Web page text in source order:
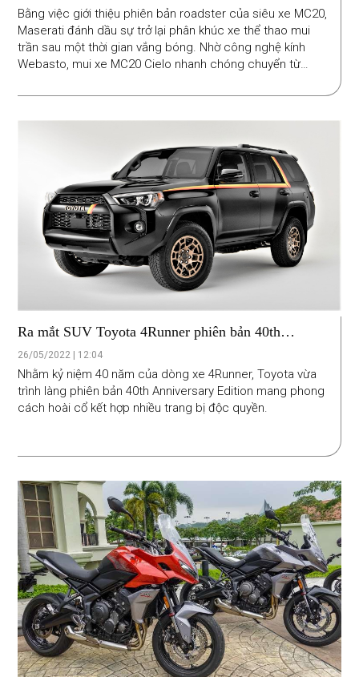
Bằng việc giới thiệu phiên bản roadster của siêu xe MC20,
Maserati đánh dầu sự trở lại phân khúc xe thể thao mui
trần sau một thời gian vắng bóng. Nhờ công nghệ kính
Webasto, mui xe MC20 Cielo nhanh chóng chuyển từ
Ra mắt SUV Toyota 4Runner phiên bản 40th
Anniversary Edition
26/05/2022 | 12:04
Nhằm kỷ niệm 40 năm của dòng xe 4Runner, Toyota vừa
trình làng phiên bản 40th Anniversary Edition mang phong
cách hoài cổ kết hợp nhiều trang bị độc quyền.